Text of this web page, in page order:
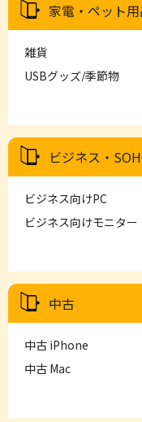
家電・ペット
雑貨
USBグッズ/季節物
ビジネス・
ビジネス向けPC
ビジネス向けモニター
中古
中古 iPhone
中古 Mac